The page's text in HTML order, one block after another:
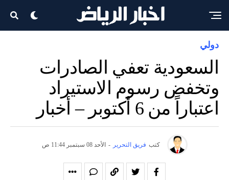
دولي
السعودية تعفي الصادرات
وتخفض رسوم الاستيراد
اعتباراً من 6 أكتوبر – أخبار
كتب فريق التحرير - الأحد 08 سبتمبر 11:44 ص